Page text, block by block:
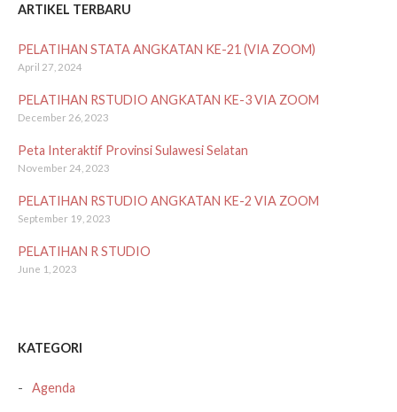
ARTIKEL TERBARU
PELATIHAN STATA ANGKATAN KE-21 (VIA ZOOM)
April 27, 2024
PELATIHAN RSTUDIO ANGKATAN KE-3 VIA ZOOM
December 26, 2023
Peta Interaktif Provinsi Sulawesi Selatan
November 24, 2023
PELATIHAN RSTUDIO ANGKATAN KE-2 VIA ZOOM
September 19, 2023
PELATIHAN R STUDIO
June 1, 2023
KATEGORI
Agenda